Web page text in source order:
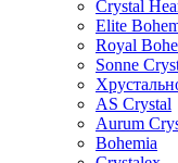
Crystal
Elite
Royal
Sonne
AS Crystal
Aurum
Bohemia